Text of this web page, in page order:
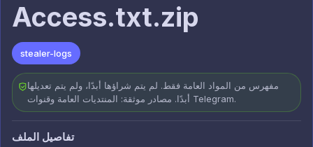
Access.txt.zip
stealer-logs
مفهرس من المواد العامة فقط. لم يتم شراؤها أبدًا، ولم يتم تعديلها
أبدًا. مصادر موثقة: المنتديات العامة وقنوات Telegram.
تفاصيل الملف